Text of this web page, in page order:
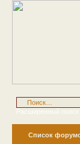
Расширенный поиск
Список